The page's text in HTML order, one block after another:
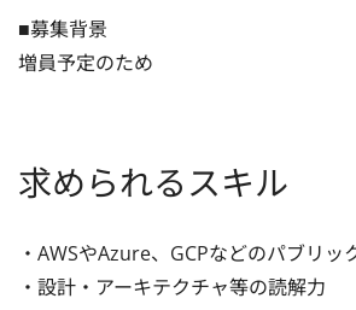
■募集背景
増員予定のため
求められるスキル
・AWSやAzure、GCPなどのパブリ
・設計・アーキテクチャ等の読解力